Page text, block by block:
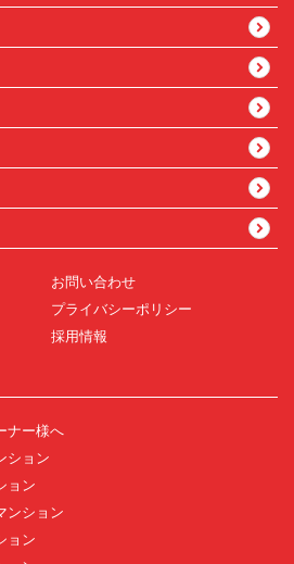
お問い合わせ
プライバシーポリシー
採用情報
ナー様へ
ション
ョン
ンション
ョン